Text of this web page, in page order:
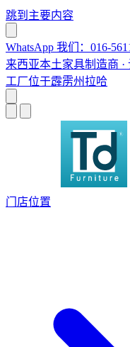
跳到主要内容
WhatsApp 我们：016-
来西亚本土家具制造商 ·
工厂位于霹雳州拉哈
门店位置